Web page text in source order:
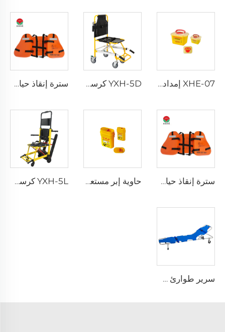
XHE-07 إمدادات طبية حاوية بلاستيكية للأدوات الحادة YXH-5D كرسي كهربائي صاعد الدرج من نوع Xiehe سترة إنقاذ حياة ثلاث قطع للبالغين للاستخدام اليومي
سترة إنقاذ حياة ثلاث قطع للبالغين للاستخدام اليومي حاوية إبر مستعملة قابلة لإعادة الاستخدام للمستشفى XHE-06 YXH-5L كرسي كهربائي صاعد الدرج من نوع Xiehe
سرير طوارئ طيّ قابل للطي خفيف الوزن YXH-1A3